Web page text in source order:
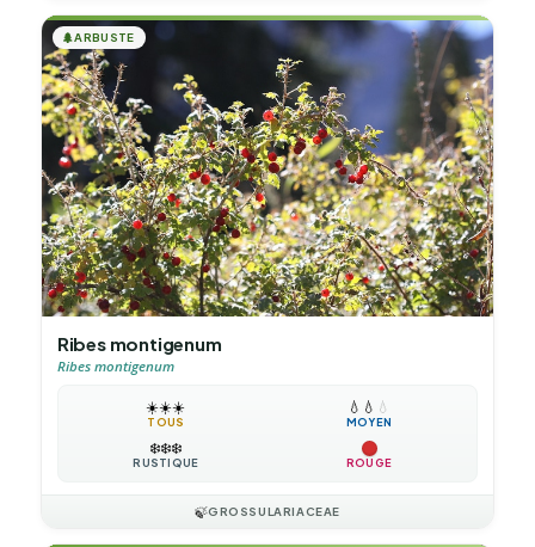
🌲ARBUSTE
Ribes montigenum
Ribes montigenum
☀️☀️☀️
TOUS
💧 💧 💧
MOYEN
❄️❄️❄️
RUSTIQUE ROUGE
🍃GROSSULARIACEAE